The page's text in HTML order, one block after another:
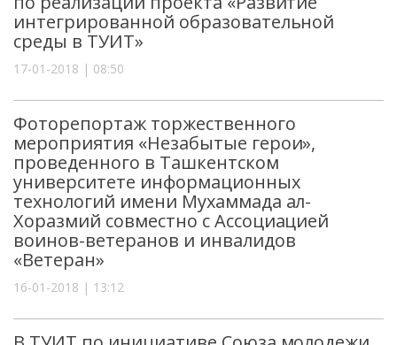
интегрированной образовательной
среды в ТУИТ»
17-01-2018 | 08:50
Фоторепортаж торжественного
мероприятия «Незабытые герои»,
проведенного в Ташкентском
университете информационных
технологий имени Мухаммада ал-
Хоразмий совместно с Ассоциацией
воинов-ветеранов и инвалидов
«Ветеран»
16-01-2018 | 13:12